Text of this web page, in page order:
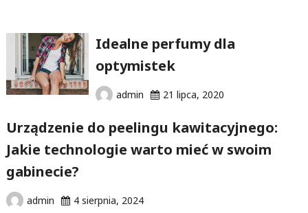
Idealne perfumy dla
optymistek
admin 21 lipca, 2020
Urządzenie do peelingu kawitacyjnego:
Jakie technologie warto mieć w swoim
gabinecie?
admin 4 sierpnia, 2024